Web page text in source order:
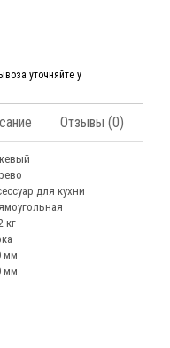
уточняйте у
Отзывы (0)
для кухни
кг
мм
мм